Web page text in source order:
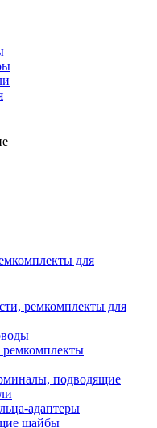
для
ремкомплекты для
подводящие
адаптеры
шайбы